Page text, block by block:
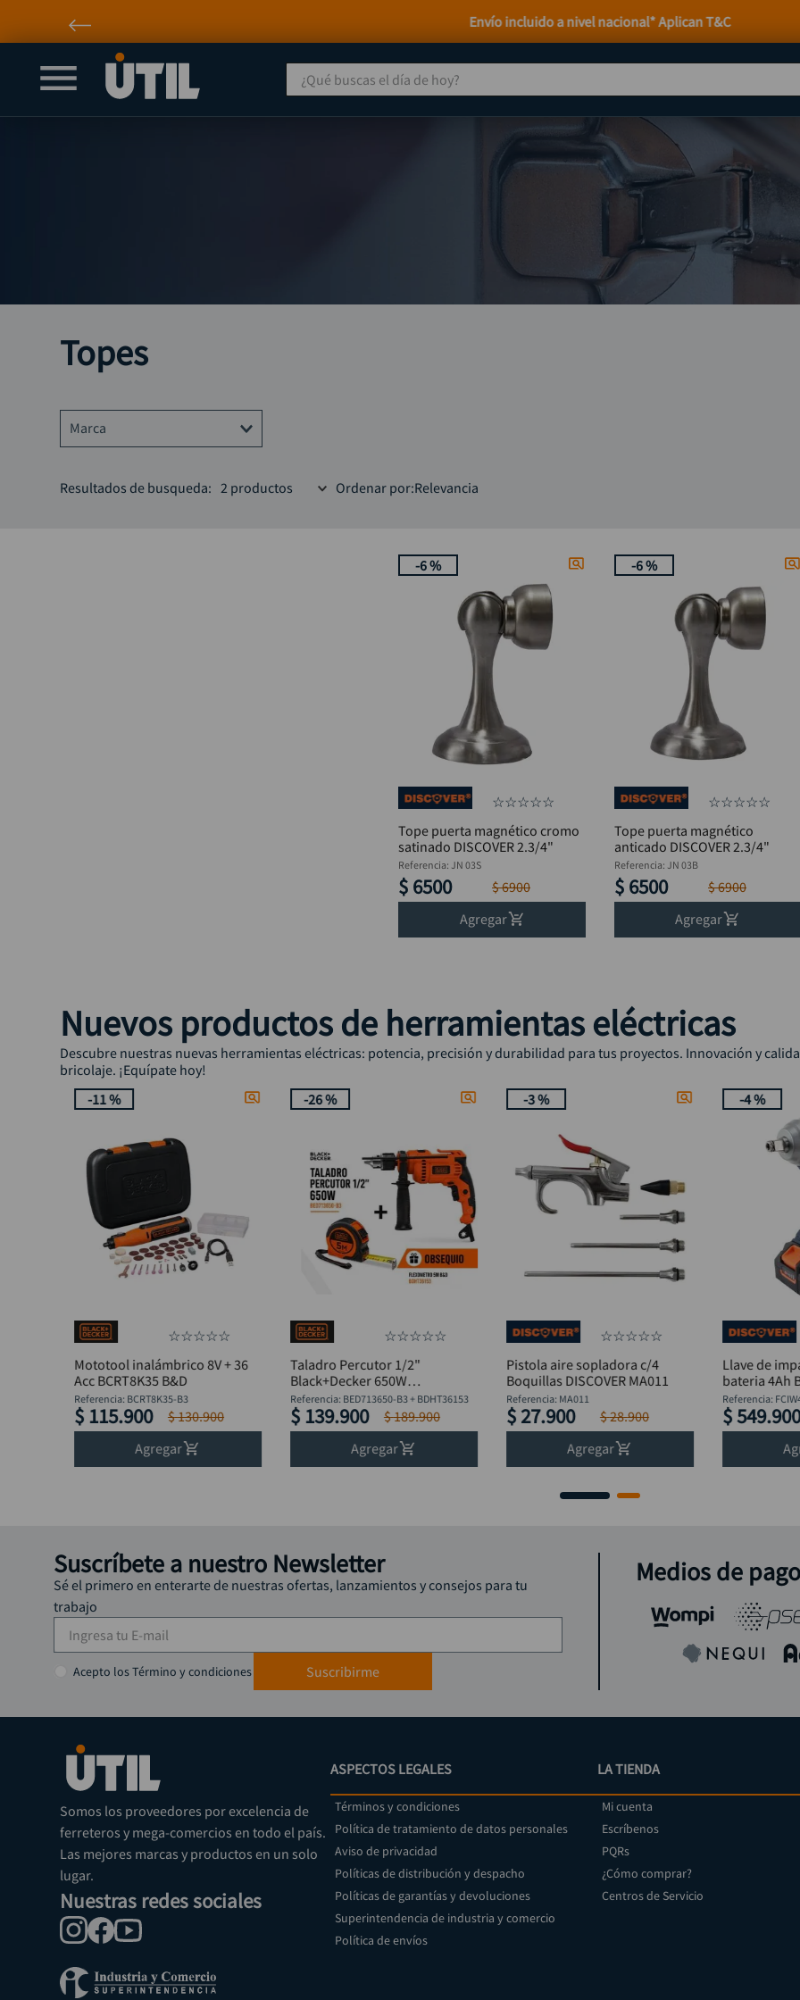
Envío incluido a nivel nacional* Aplican T&C
¿Qué buscas el día de hoy?
Topes
Marca
DISCOVER
Resultados de busqueda: 2 productos Ordenar por Relevancia
-6 %
☆☆☆☆☆
Tope puerta magnético cromo
satinado DISCOVER 2.3/4"
Referencia: JN 03S
$ 6500 $6900
Agregar
-6 %
☆☆☆☆☆
Tope puerta magnético
anticado DISCOVER 2.3/4"
Referencia: JN 03B
$ 6500 $6900
Agregar
Nuevos productos de herramientas eléctricas
Descubre nuestras nuevas herramientas eléctricas: potencia, precisión y durabilidad para tus proyectos. Innovación y
bricolaje. ¡Equípate hoy!
-11 %
☆☆☆☆☆
Mototool inalámbrico 8V + 36
Acc BCRT8K35 B&D
Referencia: BCRT8K35-B3
$ 115.900 $130.900
Agregar
-26 %
☆☆☆☆☆
Taladro Percutor 1/2"
Black+Decker 650W
BED713650-B3 + Flexómetro
Referencia: BED713650-B3 + BDHT36153
$ 139.900 $189.900
Agregar
-3 %
☆☆☆☆☆
Pistola aire sopladora c/4
Boquillas DISCOVER MA011
Referencia: MA011
$ 27.900 $28.900
Agregar
-4 %
Llave de
bateria 4Ah
Discover
Referencia:
$549.900
Suscríbete a nuestro Newsletter
Sé el primero en enterarte de nuestras ofertas, lanzamientos y consejos para tu
trabajo
Acepto los Término y condiciones Suscribirme
Medios de pago
Somos los proveedores por excelencia de
ferreteros y mega-comercios en todo el país.
Las mejores marcas y productos en un solo
lugar.
Nuestras redes sociales
ASPECTOS LEGALES
Términos y condiciones
Política de tratamiento de datos personales
Aviso de privacidad
Políticas de distribución y despacho
Políticas de garantías y devoluciones
Superintendencia de industria y comercio
Política de envíos
LA TIENDA
Mi cuenta
Escríbenos
PQRs
¿Cómo comprar?
Centros de Servicio
TÉRMINOS MÁS BUSCADOS
taladro
sierra circular
6. ruteadora